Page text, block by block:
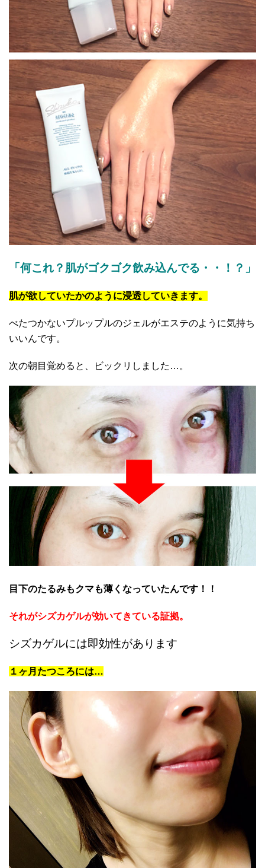
「何これ？肌がゴクゴク飲み込んでる・・！？」
肌が欲していたかのように浸透していきます。
べたつかないプルップルのジェルがエステのように気持ち
いいんです。
次の朝目覚めると、ビックリしました…。
目下のたるみもクマも薄くなっていたんです！！
それがシズカゲルが効いてきている証拠。
シズカゲルには即効性があります
１ヶ月たつころには…